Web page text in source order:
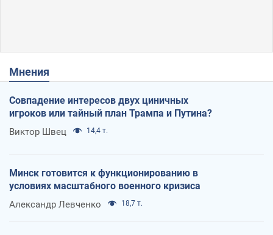
Мнения
Совпадение интересов двух циничных
игроков или тайный план Трампа и Путина?
Виктор Швец 14,4 т.
Минск готовится к функционированию в
условиях масштабного военного кризиса
Александр Левченко 18,7 т.